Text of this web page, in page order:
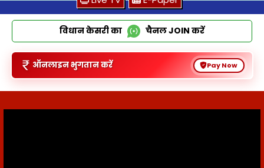
विधान केसरी का चैनलJOIN करें
ऑनलाइन भुगतान करें Pay Now